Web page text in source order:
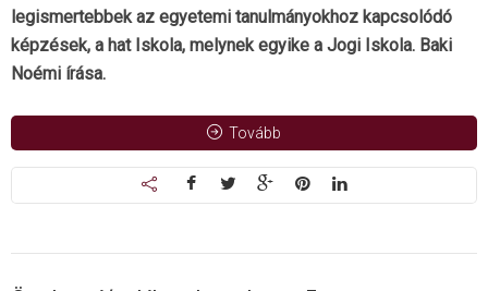
legismertebbek az egyetemi tanulmányokhoz kapcsolódó
képzések, a hat Iskola, melynek egyike a Jogi Iskola. Baki
Noémi írása.
Tovább